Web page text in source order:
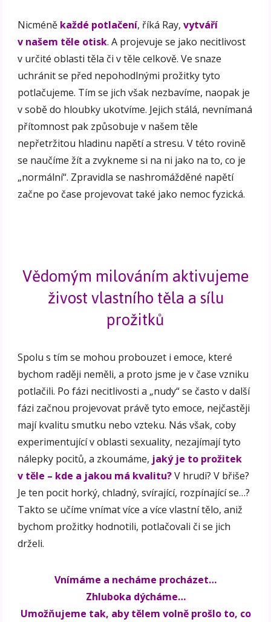
Nicméně každé potlačení, říká Ray,vytváří
v našem těle otisk. A projevuje se jako necitlivost
v určité oblasti těla či v těle celkově. Ve snaze
uchránit se před nepohodlnými prožitky tyto
potlačujeme. Tím se jich však nezbavíme, naopak je
v sobě do hloubky ukotvíme. Jejich stálá, nevnímaná
přítomnost pak způsobuje v našem těle
nepřetržitou hladinu napětí a stresu. V této rovině
se naučíme žít a zvykneme si na ni jako na to, co je
„normální“. Zpravidla se nashromážděné napětí
začne po čase projevovat také jako nemoc fyzická.
Vědomým milováním aktivujeme
živost vlastního těla a sílu
prožitků
Spolu s tím se mohou probouzet i emoce, které
bychom raději neměli, a proto jsme je v čase vzniku
potlačili. Po fázi necitlivosti a „nudy“ se často v další
fázi začnou projevovat právě tyto emoce, nejčastěji
mají kvalitu smutku nebo vzteku. Nás však, coby
experimentující v oblasti sexuality, nezajímají tyto
nálepky pocitů, a zkoumáme, jaký je to prožitek
v těle – kde a jakou má kvalitu?V hrudi? V břiše?
Je ten pocit horký, chladný, svírající, rozpínající se…?
Takto se učíme vnímat více a více vlastní tělo, aniž
bychom prožitky hodnotili, potlačovali či se jich
drželi.
Vnímáme a necháme procházet…
Zhluboka dýcháme…
Umožňujeme tak, aby tělem volně prošlo to, co